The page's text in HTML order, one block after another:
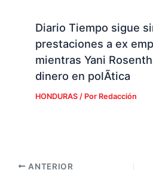
Diario Tiempo sigue
prestaciones a ex
mientras Yani
dinero en polÃ­tica
HONDURAS/ Por Redacción
ANTERIOR